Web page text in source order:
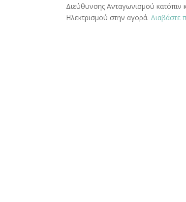
Διεύθυνσης Ανταγωνισμού κατόπιν
Ηλεκτρισμού στην αγορά. Διαβάστε